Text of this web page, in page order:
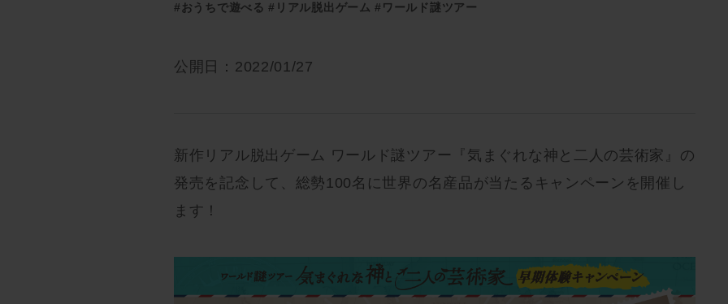
#おうちで遊べる #リアル脱出ゲーム #ワールド謎ツアー
公開日：2022/01/27
新作リアル脱出ゲーム ワールド謎ツアー『気まぐれな神と二人の芸術家』の
発売を記念して、総勢100名に世界の名産品が当たるキャンペーンを開催し
ます！